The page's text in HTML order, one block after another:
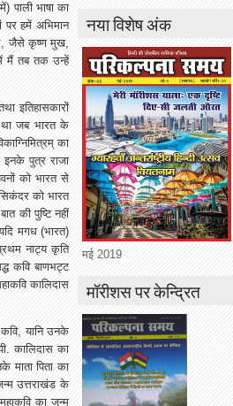
पाली भाषा का
पर हमें अभिमान
थे, जैसे कृष्ण मुख,
मैं तब तक उन्हें
इतिहासकारों
जब भारत के
का
पुत्र राजा
को भारत से
को भारत
की पुष्टि नहीं
मगध (भारत)
नाट्य कृति
कवि बाणभट्ट
कालिदास
कवि, यानि उनके
कालिदास का
माता पिता का
उत्तराखंड के
का जन्म
नया विशेष अंक
मई 2019
मॉरीशस पर केन्द्रित